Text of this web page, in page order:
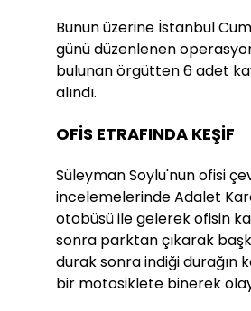
Bunun üzerine İstanbul
günü düzenlenen
bulunan örgütten 6 adet
alındı.
OFİS ETRAFINDA KEŞİF
Süleyman Soylu'nun ofisi
incelemelerinde Adalet
otobüsü ile gelerek ofisin
sonra parktan çıkarak
durak sonra indiği durağın
bir motosiklete binerek